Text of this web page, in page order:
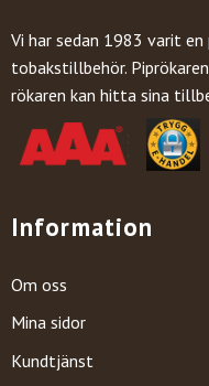
Vi har sedan 1983 varit
tobakstillbehör.
rökaren kan hitta sina
Information
Om oss
Mina sidor
Kundtjänst